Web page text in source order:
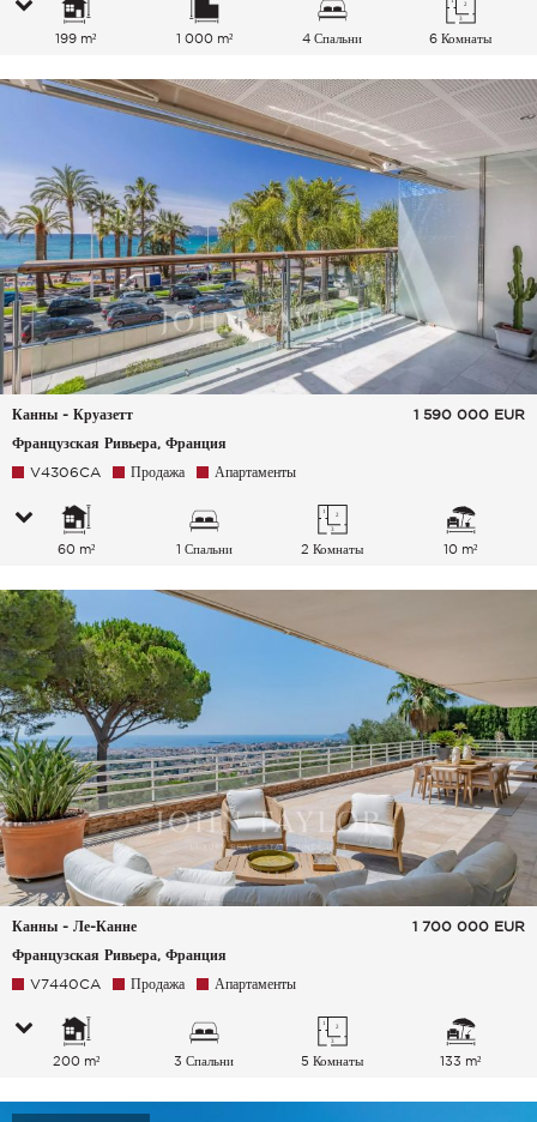
199 m² 1 000 m² 4 Спальни 6 Комнаты
Канны - Круазетт
Французская Ривьера, Франция
1 590 000 EUR
V4306CA Продажа Апартаменты
60 m² 1 Спальни 2 Комнаты 10 m²
Канны - Ле-Канне
Французская Ривьера, Франция
1 700 000 EUR
V7440CA Продажа Апартаменты
200 m² 3 Спальни 5 Комнаты 133 m²